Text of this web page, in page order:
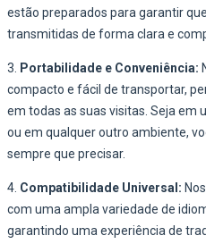
estão preparados para garantir
transmitidas de forma clara e
3. Portabilidade e Conveniência:
compacto e fácil de transportar,
em todas as suas visitas. Seja em
ou em qualquer outro ambiente,
sempre que precisar.
4. Compatibilidade Universal:
com uma ampla variedade de
garantindo uma experiência de